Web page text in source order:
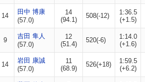
14
田中 博康
(57.0)
14
(94.1)
508(-12)
1:36.5
(+1.5)
9
吉田 隼人
(57.0)
12
(51.4)
520(-6)
1:14.0
(+1.6)
14
岩田 康誠
(57.0)
11
(68.9)
526(+18)
1:59.5
(+6.2)